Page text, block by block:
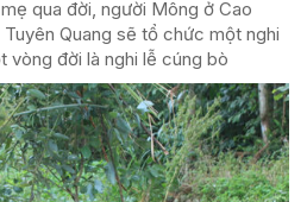
qua đời, người Mông ở Cao
Quang sẽ tổ chức một nghi
vòng đời là nghi lễ cúng bò